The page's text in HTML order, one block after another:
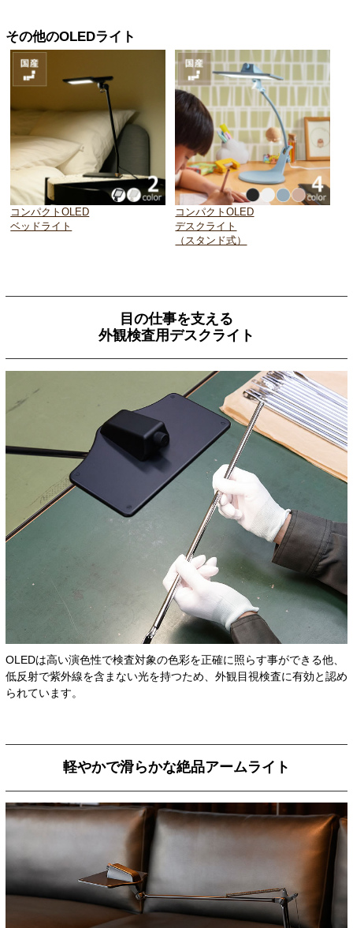
その他のOLEDライト
コンパクトOLED
ベッドライト
コンパクトOLED
デスクライト
（スタンド式）
目の仕事を支える
外観検査用デスクライト
OLEDは高い演色性で検査対象の色彩を正確に照らす事ができる他、
低反射で紫外線を含まない光を持つため、外観目視検査に有効と認め
られています。
軽やかで滑らかな絶品アームライト